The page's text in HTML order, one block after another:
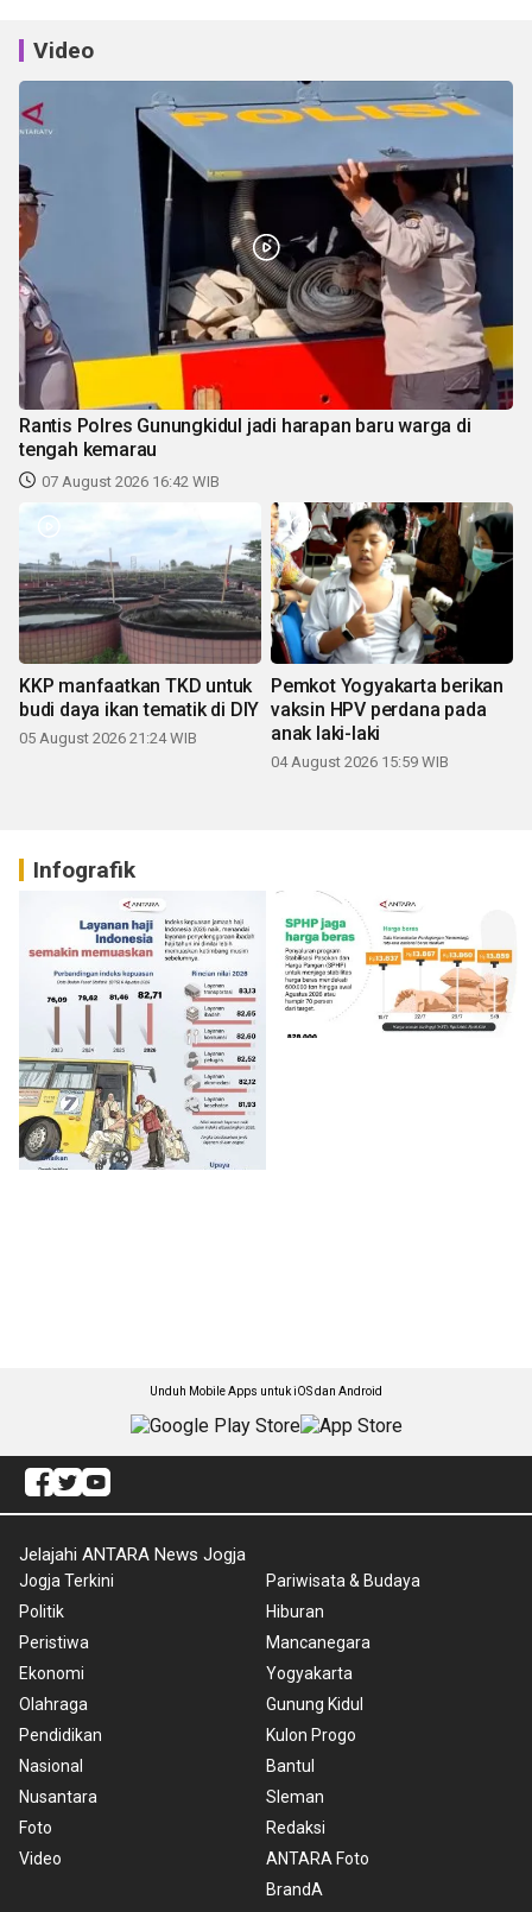
Video
Rantis Polres Gunungkidul jadi harapan baru warga di
tengah kemarau
07 August 2026 16:42 WIB
KKP manfaatkan TKD untuk
budi daya ikan tematik di DIY
05 August 2026 21:24 WIB
Pemkot Yogyakarta berikan
vaksin HPV perdana pada
anak laki-laki
04 August 2026 15:59 WIB
Infografik
Unduh Mobile Apps untuk iOS dan Android
Jelajahi ANTARA News Jogja
Jogja Terkini
Politik
Peristiwa
Ekonomi
Olahraga
Pendidikan
Nasional
Nusantara
Foto
Video
Pariwisata & Budaya
Hiburan
Mancanegara
Yogyakarta
Gunung Kidul
Kulon Progo
Bantul
Sleman
Redaksi
ANTARA Foto
BrandA